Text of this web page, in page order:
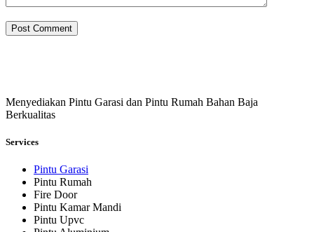
Post Comment
Menyediakan Pintu Garasi dan Pintu Rumah Bahan Baja
Berkualitas
Services
Pintu Garasi
Pintu Rumah
Fire Door
Pintu Kamar Mandi
Pintu Upvc